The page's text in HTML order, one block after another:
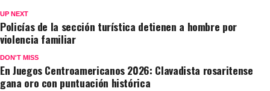
UP NEXT
Policías de la sección turística detienen a hombre por
violencia familiar
DON'T MISS
En Juegos Centroamericanos 2026: Clavadista rosaritense
gana oro con puntuación histórica